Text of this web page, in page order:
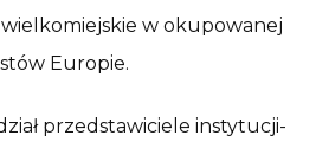
w okupowanej
Europie.
przedstawiciele instytucji-